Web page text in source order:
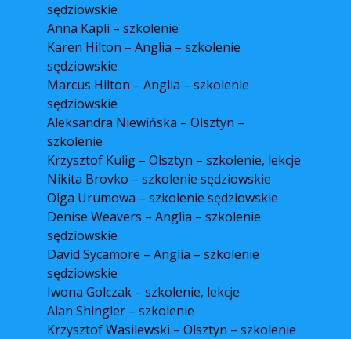
sędziowskie
Anna Kapli – szkolenie
Karen Hilton – Anglia – szkolenie
sędziowskie
Marcus Hilton – Anglia – szkolenie
sędziowskie
Aleksandra Niewińska – Olsztyn –
szkolenie
Krzysztof Kulig – Olsztyn – szkolenie, lekcje
Nikita Brovko – szkolenie sędziowskie
Olga Urumowa – szkolenie sędziowskie
Denise Weavers – Anglia – szkolenie
sędziowskie
David Sycamore – Anglia – szkolenie
sędziowskie
Iwona Golczak – szkolenie, lekcje
Alan Shingler – szkolenie
Krzysztof Wasilewski – Olsztyn – szkolenie